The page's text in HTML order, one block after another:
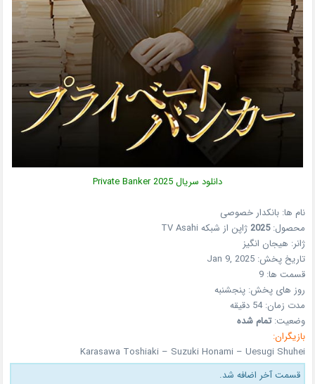
دانلود سریال Private Banker2025
نام ها: بانکدار خصوصی
محصول:2025 ژاپن از شبکه TV Asahi
ژانر: هیجان انگیز
تاریخ پخش:Jan 9, 2025
قسمت ها:9
روز های پخش:پنجشنبه
مدت زمان:54 دقیقه
وضعیت:تمام شده
بازیگران:
Karasawa Toshiaki – Suzuki Honami – Uesugi Shuhei
قسمت آخر اضافه شد.